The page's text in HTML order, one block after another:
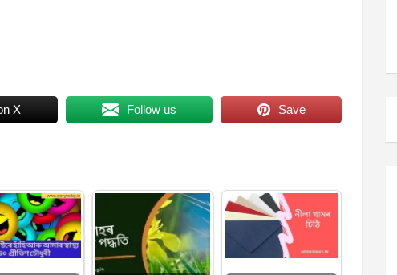
X Follow us Save